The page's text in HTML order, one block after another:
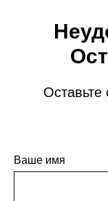
Ваше имя